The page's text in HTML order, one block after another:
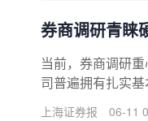
券商调研青睐
当前，券商调研
司普遍拥有扎实
上海证券报 06-11